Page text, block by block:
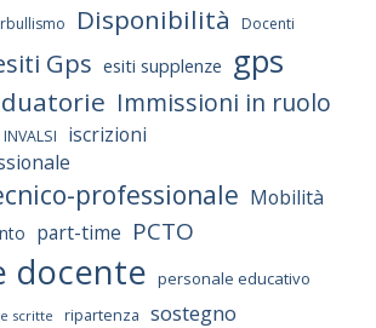
Disponibilità Docenti
Gps esiti supplenze gps
Immissioni in ruolo
INVALSI
iscrizioni
professionale Mobilità
part-time PCTO
docente personale educativo
scritte ripartenza sostegno